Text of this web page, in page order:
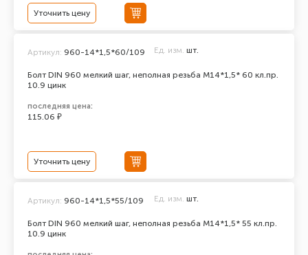
Уточнить цену
Болт DIN 960 мелкий шаг, неполная резьба M14*1,5* 60 кл.пр.
10.9 цинк
Артикул: 960-14*1,5*60/109 Ед. изм. шт.
последняя цена:
115.06 ₽
Уточнить цену
Болт DIN 960 мелкий шаг, неполная резьба M14*1,5* 55 кл.пр.
10.9 цинк
Артикул: 960-14*1,5*55/109 Ед. изм. шт.